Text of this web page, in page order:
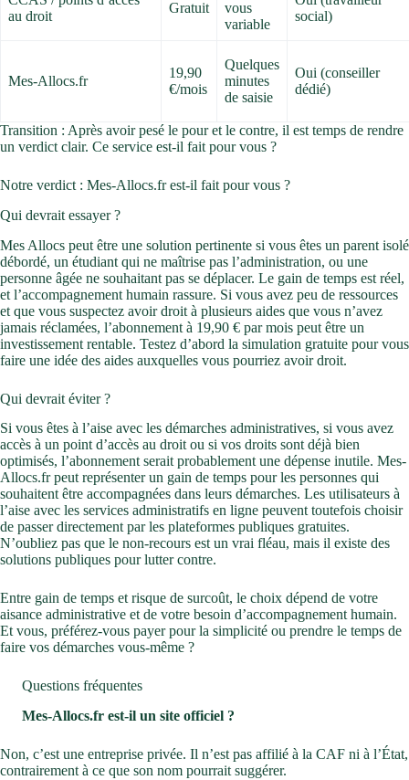
au droit
Gratuit
vous
variable
social)
Mes-Allocs.fr
19,90
€/mois
Quelques
minutes
de saisie
Oui (conseiller
dédié)
Transition : Après avoir pesé le pour et le contre, il est temps de rendre
un verdict clair. Ce service est-il fait pour vous ?
Notre verdict : Mes-Allocs.fr est-il fait pour vous ?
Qui devrait essayer ?
Mes Allocs peut être une solution pertinente si vous êtes un parent isolé
débordé, un étudiant qui ne maîtrise pas l’administration, ou une
personne âgée ne souhaitant pas se déplacer. Le gain de temps est réel,
et l’accompagnement humain rassure. Si vous avez peu de ressources
et que vous suspectez avoir droit à plusieurs aides que vous n’avez
jamais réclamées, l’abonnement à 19,90 € par mois peut être un
investissement rentable. Testez d’abord la simulation gratuite pour vous
faire une idée des aides auxquelles vous pourriez avoir droit.
Qui devrait éviter ?
Si vous êtes à l’aise avec les démarches administratives, si vous avez
accès à un point d’accès au droit ou si vos droits sont déjà bien
optimisés, l’abonnement serait probablement une dépense inutile. Mes-
Allocs.fr peut représenter un gain de temps pour les personnes qui
souhaitent être accompagnées dans leurs démarches. Les utilisateurs à
l’aise avec les services administratifs en ligne peuvent toutefois choisir
de passer directement par les plateformes publiques gratuites.
N’oubliez pas que le non-recours est un vrai fléau, mais il existe des
solutions publiques pour lutter contre.
Entre gain de temps et risque de surcoût, le choix dépend de votre
aisance administrative et de votre besoin d’accompagnement humain.
Et vous, préférez-vous payer pour la simplicité ou prendre le temps de
faire vos démarches vous-même ?
Questions fréquentes
Mes-Allocs.fr est-il un site officiel ?
Non, c’est une entreprise privée. Il n’est pas affilié à la CAF ni à l’État,
contrairement à ce que son nom pourrait suggérer.